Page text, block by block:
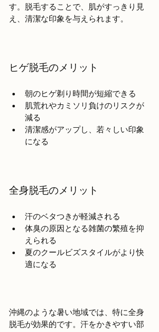
す。脱毛することで、肌がすっきり見
え、清潔な印象を与えられます。
ヒゲ脱毛のメリット
朝のヒゲ剃り時間が短縮できる
肌荒れやカミソリ負けのリスクが
減る
清潔感がアップし、若々しい印象
になる
全身脱毛のメリット
汗のベタつきが軽減される
体臭の原因となる雑菌の繁殖を抑
えられる
夏のクールビズスタイルがより快
適になる
沖縄のような暑い地域では、特に全身
脱毛が効果的です。汗をかきやすい部